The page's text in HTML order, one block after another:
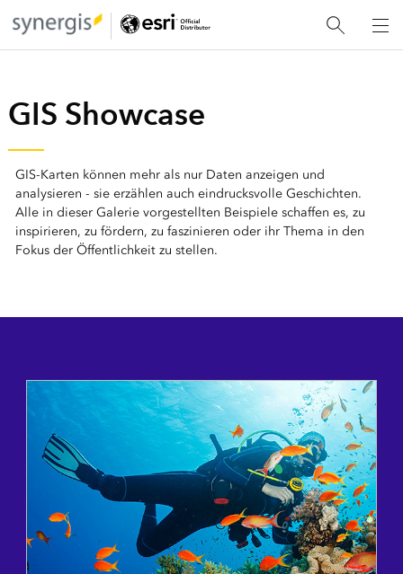
GIS Showcase
GIS-Karten können mehr als nur Daten anzeigen und
analysieren - sie erzählen auch eindrucksvolle Geschichten.
Alle in dieser Galerie vorgestellten Beispiele schaffen es, zu
inspirieren, zu fördern, zu faszinieren oder ihr Thema in den
Fokus der Öffentlichkeit zu stellen.